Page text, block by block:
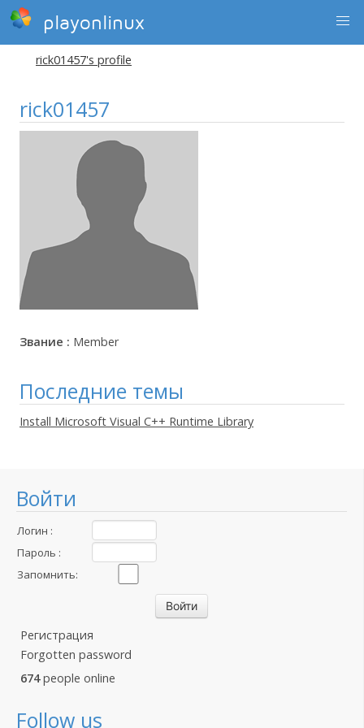
playonlinux
Войти
Логин :
Пароль :
Запомнить:
Регистрация
Forgotten password
674people online
Follow us
rick01457's profile
rick01457
Звание : Member
Последние темы
Install Microsoft Visual C++ Runtime Library